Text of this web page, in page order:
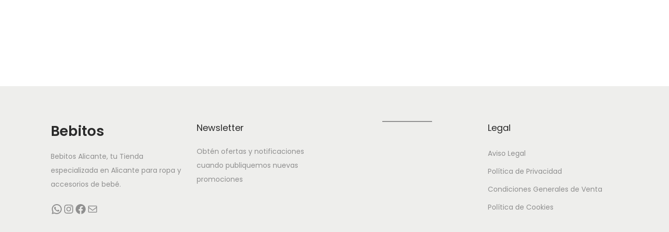
Bebitos
Bebitos Alicante, tu Tienda
especializada en Alicante para ropa y
accesorios de bebé.
WhatsApp InstagramFacebook Correo electrónico
Newsletter
Obtén ofertas y notificaciones
cuando publiquemos nuevas
promociones
Legal
Aviso Legal
Política de Privacidad
Condiciones Generales de Venta
Política de Cookies